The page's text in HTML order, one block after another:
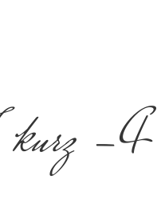
kurz -4